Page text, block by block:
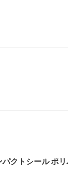
パクトシール ポ